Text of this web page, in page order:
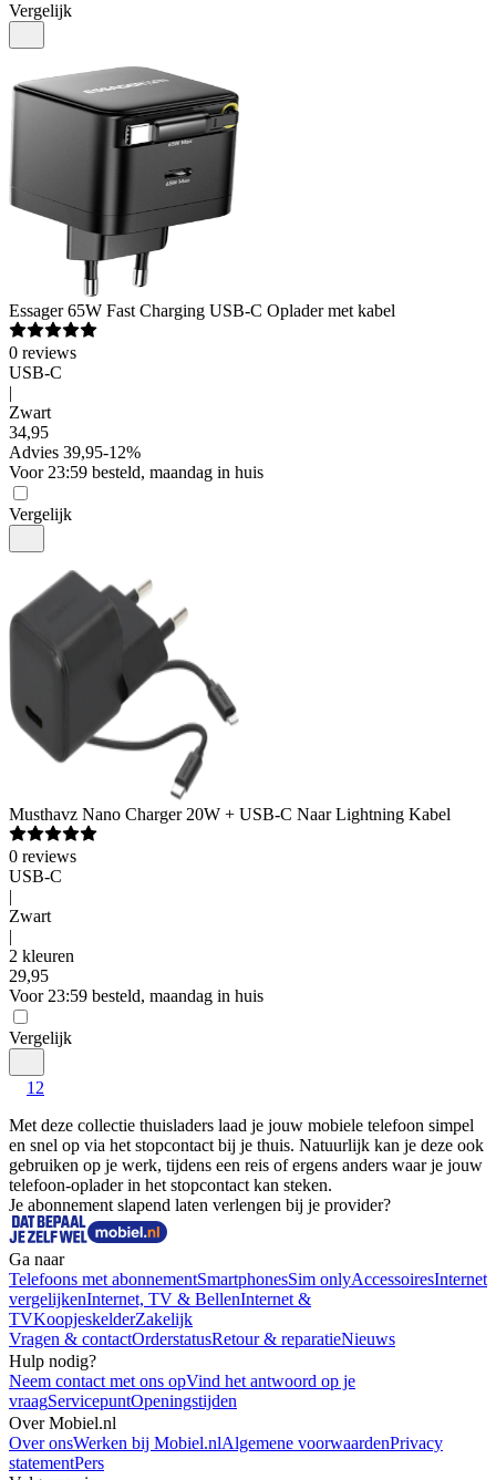
Vergelijk
Essager 65W Fast Charging USB-C Oplader met kabel
0 reviews
USB-C
|
Zwart
34,95
Advies 39,95-12%
Voor 23:59 besteld, maandag in huis
Vergelijk
Musthavz Nano Charger 20W + USB-C Naar Lightning Kabel
0 reviews
USB-C
|
Zwart
|
2 kleuren
29,95
Voor 23:59 besteld, maandag in huis
Vergelijk
1 2
Met deze collectie thuisladers laad je jouw mobiele telefoon simpel
en snel op via het stopcontact bij je thuis. Natuurlijk kan je deze ook
gebruiken op je werk, tijdens een reis of ergens anders waar je jouw
telefoon-oplader in het stopcontact kan steken.
Je abonnement slapend laten verlengen bij je provider?
Ga naar
Telefoons met abonnementSmartphonesSim onlyAccessoiresInternet
vergelijkenInternet, TV & BellenInternet &
TVKoopjeskelderZakelijk
Vragen & contactOrderstatusRetour & reparatieNieuws
Hulp nodig?
Neem contact met ons opVind het antwoord op je
vraagServicepuntOpeningstijden
Over Mobiel.nl
Over onsWerken bij Mobiel.nlAlgemene voorwaardenPrivacy
statementPers